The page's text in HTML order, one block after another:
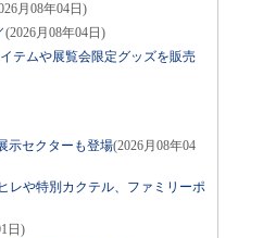
月08年04日)
(2026月08年04日)
テムや展覧会限定グッズを販売
示セクターも登場(2026月08年04
レや特別カクテル、ファミリーポ
日)